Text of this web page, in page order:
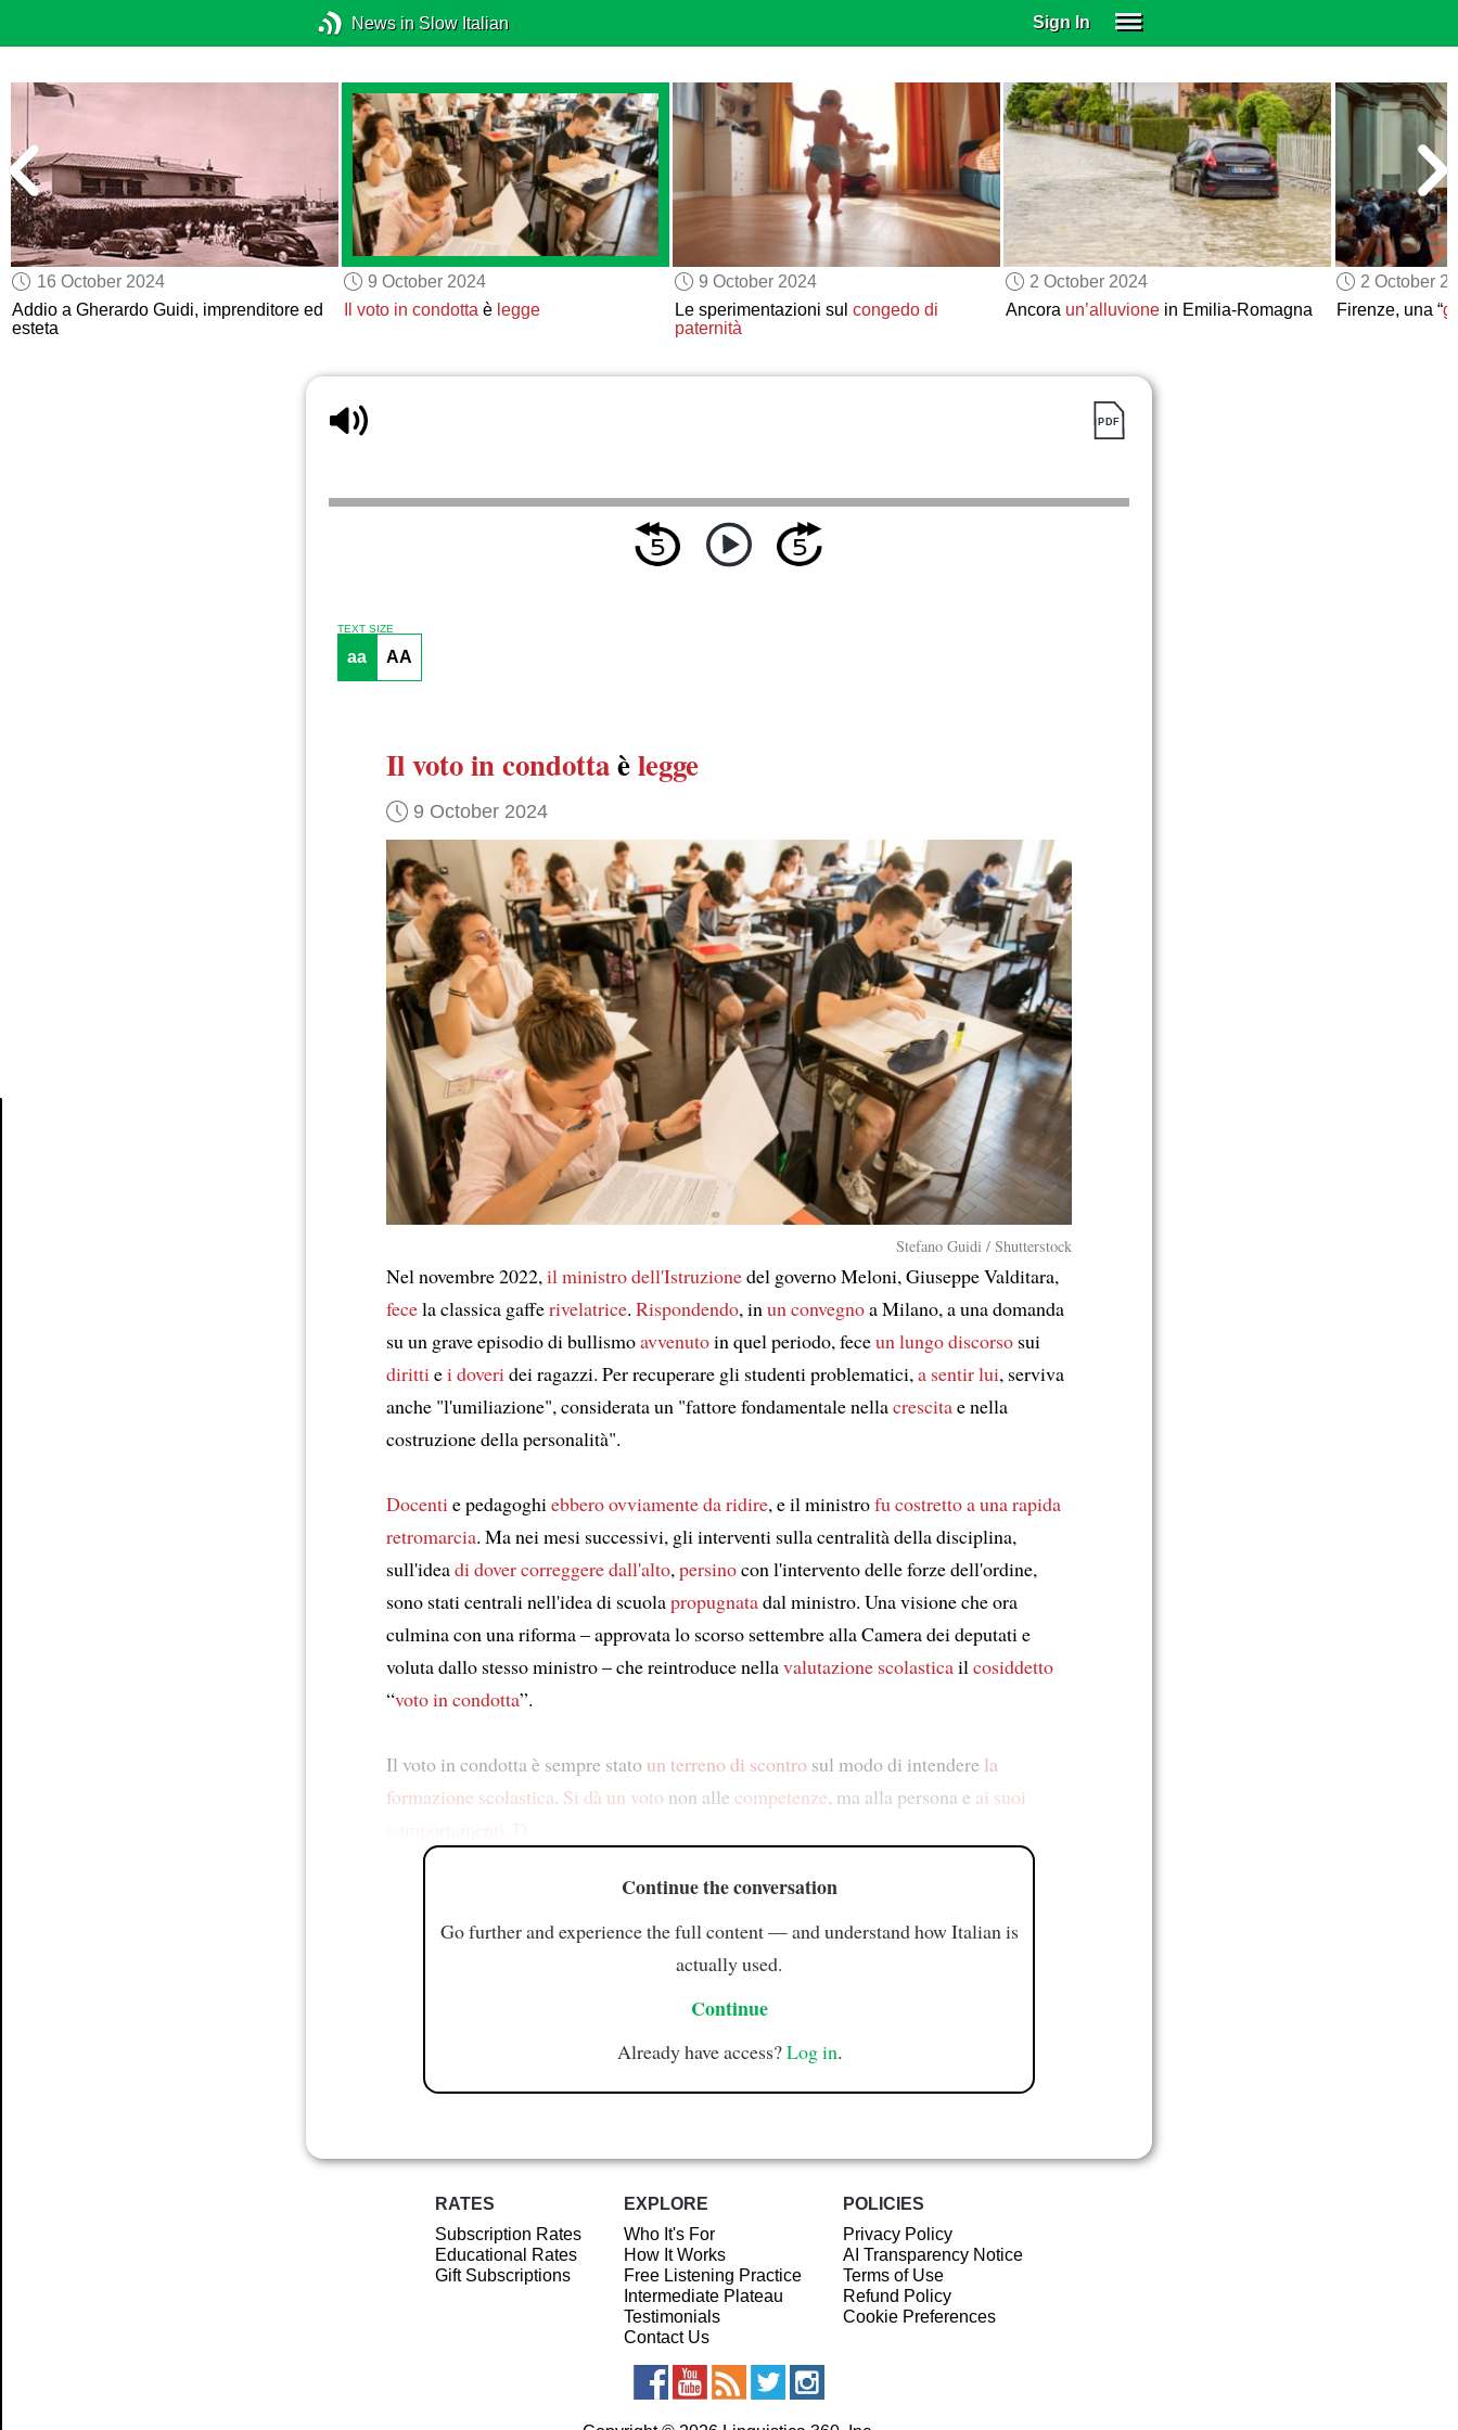
News in Slow Italian Sign In
SUBSCRIBE
EDUCATIONAL LICENSES
GIFT CARDS
OTHER LANGUAGES
ABOUT US
ALEXA
ADJUST COLORS
16 October 2024
Addio a Gherardo Guidi, imprenditore ed
esteta
9 October 2024
Il voto in condottaè legge
9 October 2024
Le sperimentazioni sul congedo di
paternità
2 October 2024
Ancora un’alluvionein Emilia-Romagna
2 October
Firenze, una “
TEXT SIZE
aa AA
Il voto in condottaèlegge
9 October 2024
Stefano Guidi / Shutterstock
Nel novembre 2022, il ministro dell'Istruzionedel governo Meloni, Giuseppe Valditara,
fecela classica gafferivelatrice. Rispondendo, in un convegnoa Milano, a una domanda
su un grave episodio di bullismoavvenutoin quel periodo, feceun lungo discorso sui
diritti ei doveri dei ragazzi. Per recuperare gli studenti problematici, a sentir lui, serviva
anche "l'umiliazione", considerata un "fattore fondamentale nellacrescitae nella
costruzione della personalità".
Docenti e pedagoghi ebbero ovviamente da ridire, e il ministrofu costretto a una rapida
retromarcia. Ma nei mesi successivi, gli interventi sulla centralità della disciplina,
sull'ideadi dover correggere dall'alto, persinocon l'intervento delle forze dell'ordine,
sono stati centrali nell'idea di scuolapropugnatadal ministro. Una visione che ora
culmina con una riforma – approvata lo scorso settembre alla Camera dei deputati e
voluta dallo stesso ministro – che reintroduce nellavalutazione scolasticail cosiddetto
“voto in condotta”.
Il voto in condotta è sempre statoun terreno di scontro sul modo di intendere la
formazione scolastica. Si dà un voto non alle competenze, ma alla persona e ai suoi
Continue the conversation
Go further and experience the full content — and understand how Italian is
actually used.
Continue
Already have access?Log in.
RATES
Subscription Rates
Educational Rates
Gift Subscriptions
EXPLORE
Who It's For
How It Works
Free Listening Practice
Intermediate Plateau
Testimonials
Contact Us
POLICIES
Privacy Policy
AI Transparency Notice
Terms of Use
Refund Policy
Cookie Preferences